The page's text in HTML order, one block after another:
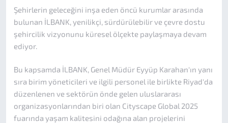
Şehirlerin geleceğini inşa eden öncü kurumlar arasında
bulunan İLBANK, yenilikçi, sürdürülebilir ve çevre dostu
şehircilik vizyonunu küresel ölçekte paylaşmaya devam
ediyor.
Bu kapsamda İLBANK, Genel Müdür Eyyüp Karahan'ın yanı
sıra birim yöneticileri ve ilgili personel ile birlikte Riyad'da
düzenlenen ve sektörün önde gelen uluslararası
organizasyonlarından biri olan Cityscape Global 2025
fuarında yaşam kalitesini odağına alan projelerini